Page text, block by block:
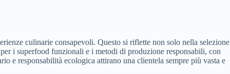
culinarie consapevoli. Questo si riflette non solo nella selezione
i superfood funzionali e i metodi di produzione responsabili, con
e responsabilità ecologica attirano una clientela sempre più vasta e